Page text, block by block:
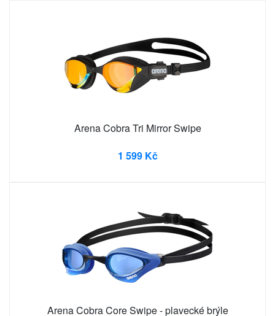
Arena Cobra Tri Mirror Swipe
1 599 Kč
Arena Cobra Core Swipe - plavecké brýle